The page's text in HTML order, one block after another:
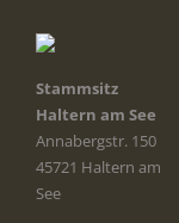
Stammsitz
Haltern am See
Annabergstr. 150
45721 Haltern am
See